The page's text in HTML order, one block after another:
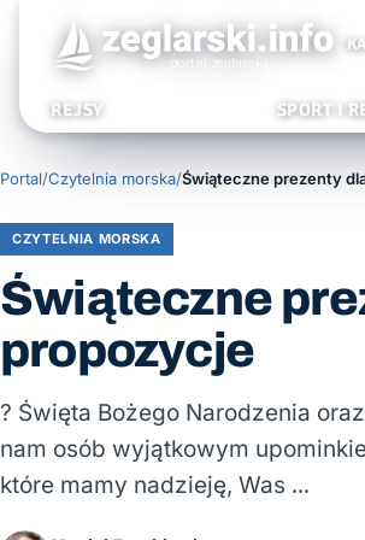
REJSY SPORT I
Portal/Czytelnia morska/
CZYTELNIA MORSKA
Świąteczne
propozycje
? Święta Bożego Narodzenia
nam osób wyjątkowym
które mamy nadzieję, Was …